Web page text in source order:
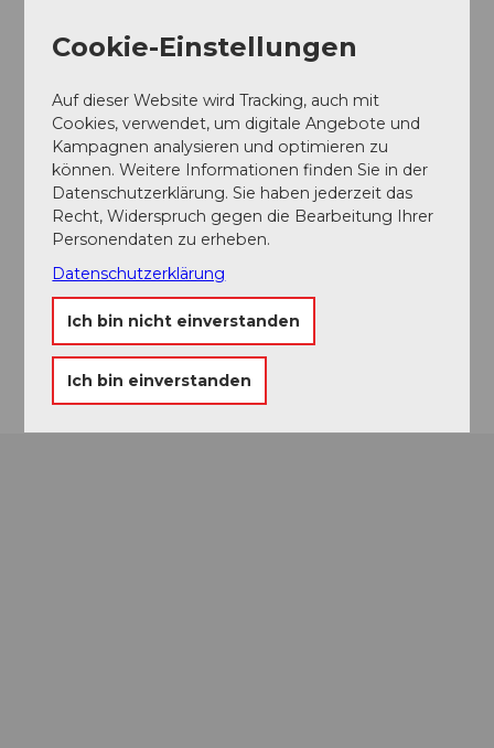
Veranstaltung
Veranstaltungsort
Schanzen Einsiedeln
8840Einsiedeln
Website
Anreise
Cookie-Einstellungen
Auf dieser Website wird Tracking, auch mit
Cookies, verwendet, um digitale Angebote und
Kampagnen analysieren und optimieren zu
können. Weitere Informationen finden Sie in der
Datenschutzerklärung. Sie haben jederzeit das
Recht, Widerspruch gegen die Bearbeitung Ihrer
Personendaten zu erheben.
Datenschutzerklärung
Ich bin nicht einverstanden
Ich bin einverstanden